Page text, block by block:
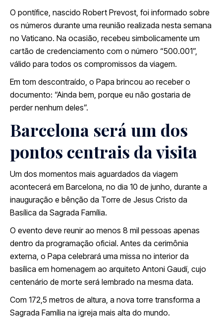
O pontífice, nascido Robert Prevost , foi informado sobre
os números durante uma reunião realizada nesta semana
no Vaticano. Na ocasião, recebeu simbolicamente um
cartão de credenciamento com o número “500.001”,
válido para todos os compromissos da viagem.
Em tom descontraído, o Papa brincou ao receber o
documento: “Ainda bem, porque eu não gostaria de
perder nenhum deles”.
Barcelona será um dos
pontos centrais da visita
Um dos momentos mais aguardados da viagem
acontecerá em Barcelona , no dia 10 de junho, durante a
inauguração e bênção da Torre de Jesus Cristo da
Basílica da Sagrada Família.
O evento deve reunir ao menos 8 mil pessoas apenas
dentro da programação oficial. Antes da cerimônia
externa, o Papa celebrará uma missa no interior da
basílica em homenagem ao arquiteto Antoni Gaudí , cujo
centenário de morte será lembrado na mesma data.
Com 172,5 metros de altura, a nova torre transforma a
Sagrada Família na igreja mais alta do mundo.